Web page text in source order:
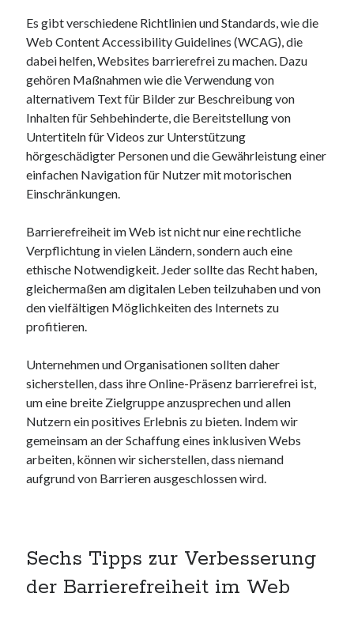
April 2025
März 2025
Februar 2025
Januar 2025
Dezember 2024
November 2024
Oktober 2024
September 2024
August 2024
Juli 2024
Mai 2024
April 2024
März 2024
Februar 2024
Januar 2024
Dezember 2023
Kategorien
ferienwohnungen
fewo
Es gibt verschiedene Richtlinien und Standards, wie die
Web Content Accessibility Guidelines (WCAG), die
dabei helfen, Websites barrierefrei zu machen. Dazu
gehören Maßnahmen wie die Verwendung von
alternativem Text für Bilder zur Beschreibung von
Inhalten für Sehbehinderte, die Bereitstellung von
Untertiteln für Videos zur Unterstützung
hörgeschädigter Personen und die Gewährleistung einer
einfachen Navigation für Nutzer mit motorischen
Einschränkungen.
Barrierefreiheit im Web ist nicht nur eine rechtliche
Verpflichtung in vielen Ländern, sondern auch eine
ethische Notwendigkeit. Jeder sollte das Recht haben,
gleichermaßen am digitalen Leben teilzuhaben und von
den vielfältigen Möglichkeiten des Internets zu
profitieren.
Unternehmen und Organisationen sollten daher
sicherstellen, dass ihre Online-Präsenz barrierefrei ist,
um eine breite Zielgruppe anzusprechen und allen
Nutzern ein positives Erlebnis zu bieten. Indem wir
gemeinsam an der Schaffung eines inklusiven Webs
arbeiten, können wir sicherstellen, dass niemand
aufgrund von Barrieren ausgeschlossen wird.
Sechs Tipps zur Verbesserung
der Barrierefreiheit im Web